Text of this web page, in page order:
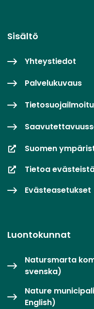
Sisältö
Yhteystiedot
Palvelukuvaus
Suomen
Tietoa
Evästeasetukset
Luontokunnat
Natursmarta
svenska)
Nature
English)